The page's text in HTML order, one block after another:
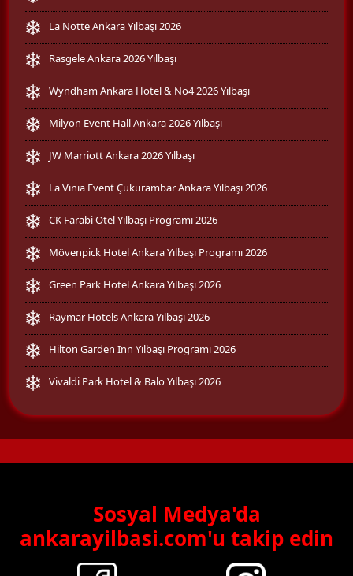
La Notte Ankara Yılbaşı 2026
Rasgele Ankara 2026 Yılbaşı
Wyndham Ankara Hotel & No4 2026 Yılbaşı
Milyon Event Hall Ankara 2026 Yılbaşı
JW Marriott Ankara 2026 Yılbaşı
La Vinia Event Çukurambar Ankara Yılbaşı 2026
CK Farabi Otel Yılbaşı Programı 2026
Mövenpick Hotel Ankara Yılbaşı Programı 2026
Green Park Hotel Ankara Yılbaşı 2026
Raymar Hotels Ankara Yılbaşı 2026
Hilton Garden Inn Yılbaşı Programı 2026
Vivaldi Park Hotel & Balo Yılbaşı 2026
Sosyal Medya'da
ankarayilbasi.com'u takip edin